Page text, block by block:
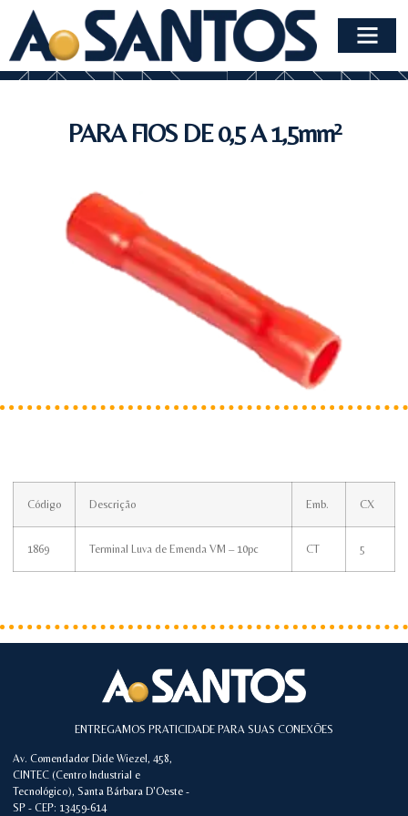
PARA FIOS DE 0,5 A 1,5mm²
Código Descrição Emb. CX
1869 Terminal Luva de Emenda VM – 10pc CT 5
ENTREGAMOS PRATICIDADE PARA SUAS CONEXÕES
Av. Comendador Dide Wiezel, 458,
CINTEC (Centro Industrial e
Tecnológico), Santa Bárbara D'Oeste -
SP - CEP: 13459-614